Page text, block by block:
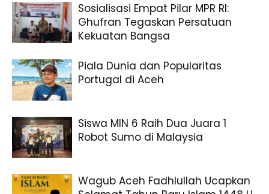
Sosialisasi Empat Pilar MPR RI:
Ghufran Tegaskan Persatuan
Kekuatan Bangsa
Piala Dunia dan Popularitas
Portugal di Aceh
Siswa MIN 6 Raih Dua Juara 1
Robot Sumo di Malaysia
Wagub Aceh Fadhlullah Ucapkan